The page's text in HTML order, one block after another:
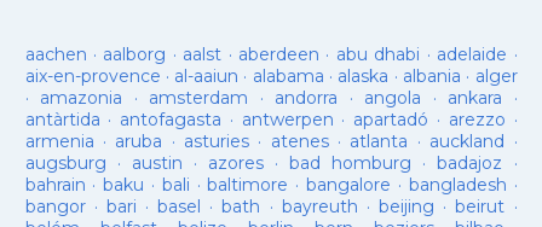
aachen · aalborg · aalst · aberdeen · abu dhabi · adelaide ·
aix-en-provence · al-aaiun · alabama · alaska · albania · alger
· amazonia · amsterdam · andorra · angola · ankara ·
antàrtida · antofagasta · antwerpen · apartadó · arezzo ·
armenia · aruba · asturies· atenes· atlanta · auckland ·
augsburg · austin · azores·bad homburg ·badajoz ·
bahrain ·baku · bali ·baltimore ·bangalore · bangladesh ·
bangor· bari ·basel ·bath · bayreuth ·beijing ·beirut ·